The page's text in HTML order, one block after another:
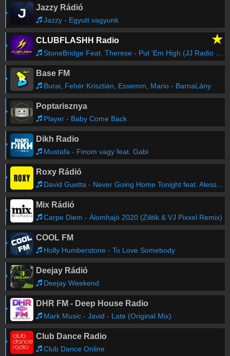
Jazzy Rádió
Jazzy - Egyutt vagyunk
CLUBFLASHH Radio ★
StoneBridge Feat. Therese - Put 'Em High (JJ Radio Edit)
Base FM
Burai, Fehér Krisztián, Essemm, Mario - BarnaLány
Poptarisznya
Player - Baby Come Back
Dikh Radio
Mustafa - Finom vagy feat. Gabi
Roxy Rádió
David Guetta - Never Going Home Tonight feat. Alesso, Madison Love
Mix Rádió
Carpe Diem - Álomhajó 2020 (Zilitik & VJ Pixxel Remix)
COOL FM
Holly Humberstone - To Love Somebody
Deejay Rádió
Deejay Weekend
DHR FM - Deep House Radio
Mark Music - Javid - Late (Original Mix)
Club Dance Radio
Club Dance Online